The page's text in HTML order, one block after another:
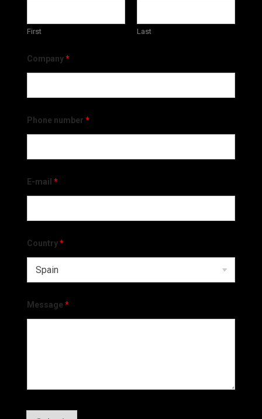
First Last
Company*
Phone number *
E-mail *
Country*
Message *